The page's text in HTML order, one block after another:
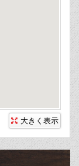
大きく表示